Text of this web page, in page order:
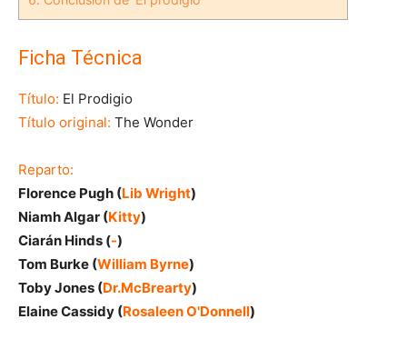
Ficha Técnica
Título: El Prodigio
Título original: The Wonder
Reparto:
Florence Pugh (Lib Wright)
Niamh Algar (Kitty)
Ciarán Hinds (-)
Tom Burke (William Byrne)
Toby Jones (Dr.McBrearty)
Elaine Cassidy (Rosaleen O'Donnell)